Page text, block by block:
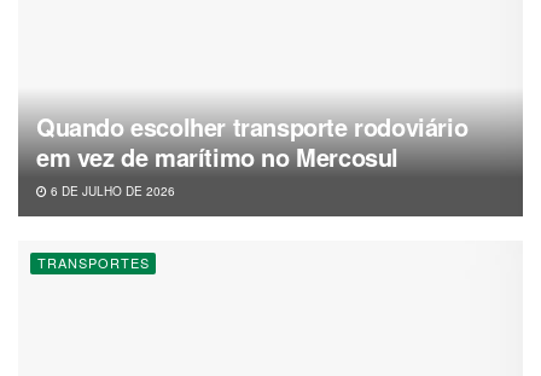
Quando escolher transporte rodoviário
em vez de marítimo no Mercosul
6 DE JULHO DE 2026
TRANSPORTES